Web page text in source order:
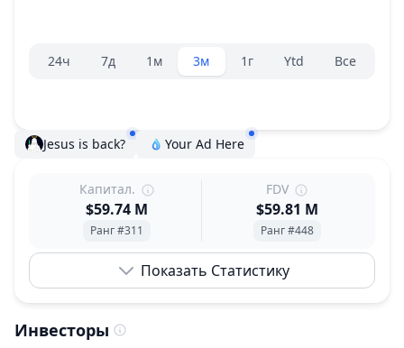
Селектор диапазона.
24ч 7д 1м 3м 1г Ytd Все
Jesus is back? Your Ad Here
Капитал.
$59.74 M
Ранг #311
FDV
$59.81 M
Ранг #448
Показать Статистику
Инвесторы